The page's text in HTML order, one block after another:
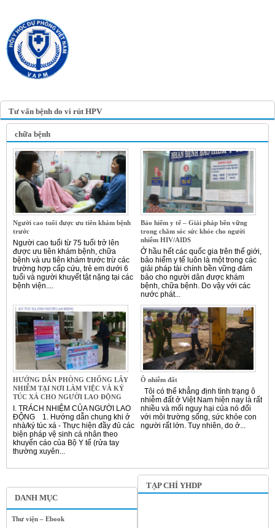
Tư vấn bệnh do vi rút HPV
DANH MỤC
Thư viện – Ebook
chữa bệnh
Người cao tuổi được ưu tiên khám bệnh
trước
Người cao tuổi từ 75 tuổi trở lên
được ưu tiên khám bệnh, chữa
bệnh và ưu tiên khám trước trừ các
trường hợp cấp cứu, trẻ em dưới 6
tuổi và người khuyết tật nặng tại các
bệnh viện....
Bảo hiểm y tế – Giải pháp bền vững
trong chăm sóc sức khỏe cho người
nhiễm HIV/AIDS
Ở hầu hết các quốc gia trên thế giới,
bảo hiểm y tế luôn là một trong các
giải pháp tài chính bền vững đảm
bảo cho người dân được khám
bệnh, chữa bệnh. Do vậy với các
nước phát...
HƯỚNG DẪN PHÒNG CHỐNG LÂY
NHIỄM TẠI NƠI LÀM VIỆC VÀ KÝ
TÚC XÁ CHO NGƯỜI LAO ĐỘNG
I. TRÁCH NHIỆM CỦA NGƯỜI LAO
ĐỘNG 1. Hướng dẫn chung khi ở
nhà/ký túc xá - Thực hiện đầy đủ các
biện pháp vệ sinh cá nhân theo
khuyến cáo của Bộ Y tế (rửa tay
thường xuyên...
Ô nhiễm đất
Tôi có thể khẳng định tình trạng ô
nhiễm đất ở Việt Nam hiện nay là rất
nhiều và mối nguy hại của nó đối
với môi trường sống, sức khỏe con
người rất lớn. Tuy nhiên, do ở...
TẠP CHÍ YHDP